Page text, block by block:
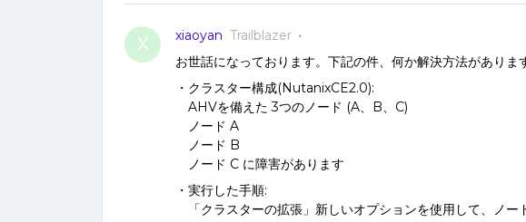
X xiaoyan Trailblazer
お世話になっております。下記の件、何か解決方法がありま
・クラスター構成(NutanixCE2.0):
AHVを備えた 3つのノード (A、B、C)
ノード A
ノード B
ノード C に障害があります
・実行した手順:
「クラスターの拡張」新しいオプションを使用して、ノー